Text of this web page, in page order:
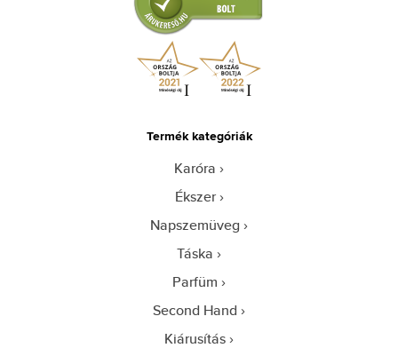
Termék kategóriák
Karóra
Ékszer
Napszemüveg
Táska
Parfüm
Second Hand
Kiárusítás